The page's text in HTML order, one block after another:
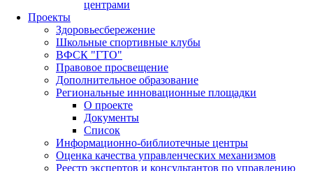
центрами
Проекты
Здоровьесбережение
Школьные спортивные клубы
ВФСК "ГТО"
Правовое просвещение
Дополнительное образование
Региональные инновационные площадки
О проекте
Документы
Список
Информационно-библиотечные центры
Оценка качества управленческих механизмов
Реестр экспертов и консультантов по управлению